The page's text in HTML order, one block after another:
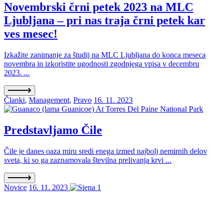
Novembrski črni petek 2023 na MLC
Ljubljana – pri nas traja črni petek kar
ves mesec!
Izkažite zanimanje za študij na MLC Ljubljana do konca meseca
novembra in izkoristite ugodnosti zgodnjega vpisa v decembru
2023. ...
Članki, Management, Pravo 16. 11. 2023
Predstavljamo Čile
Čile je danes oaza miru sredi enega izmed najbolj nemirnih delov
sveta, ki so ga zaznamovala številna prelivanja krvi ...
Novice 16. 11. 2023